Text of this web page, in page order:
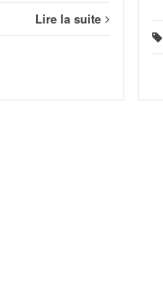
Lire la suite